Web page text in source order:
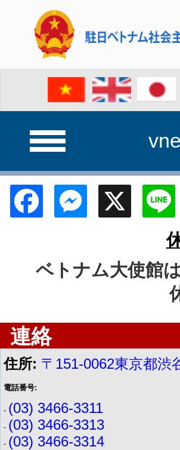
FacebookMessenger
X
ベトナム大使館は
連絡
住所: 〒151-0062東京都渋
電話番号:
- (03) 3466-3311
- (03) 3466-3313
- (03) 3466-3314